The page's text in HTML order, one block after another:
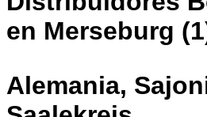
en Merseburg
Alemania,